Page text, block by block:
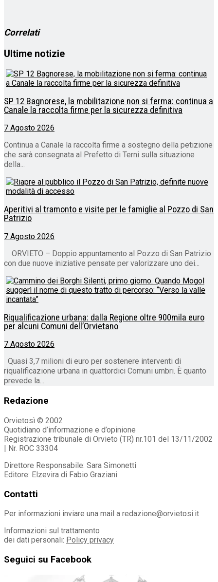
Correlati
Ultime notizie
SP 12 Bagnorese, la mobilitazione non si ferma: continua a
Canale la raccolta firme per la sicurezza definitiva
7 Agosto 2026
Continua a Canale la raccolta firme a sostegno della petizione
che sarà consegnata al Prefetto di Terni sulla situazione
della...
Aperitivi al tramonto e visite per le famiglie al Pozzo di San
Patrizio
7 Agosto 2026
ORVIETO – Doppio appuntamento al Pozzo di San Patrizio
con due nuove iniziative pensate per valorizzare uno dei...
Riqualificazione urbana: dalla Regione oltre 900mila euro
per alcuni Comuni dell’Orvietano
7 Agosto 2026
Quasi 3,7 milioni di euro per sostenere interventi di
riqualificazione urbana in quattordici Comuni umbri. È quanto
prevede la...
Redazione
Orvietosì © 2002
Quotidiano d’informazione e d’opinione
Registrazione tribunale di Orvieto (TR) nr.101 del 13/11/2002
| Nr. ROC 33304
Direttore Responsabile: Sara Simonetti
Editore: Elzevira di Fabio Graziani
Contatti
Per informazioni inviare una mail a redazione@orvietosi.it
Informazioni sul trattamento
dei dati personali: Policy privacy
Seguici su Facebook